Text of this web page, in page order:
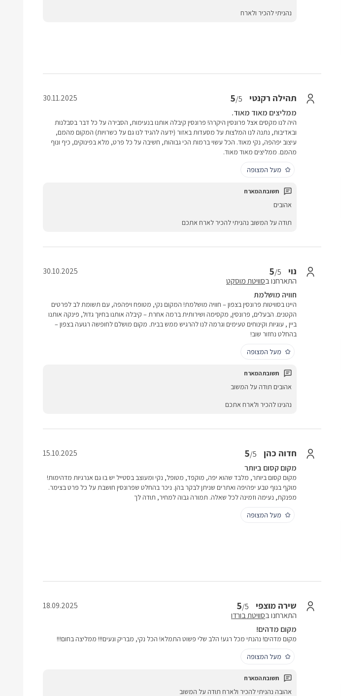
נהניתי להכיר ולארח
תהילה רקנטי 5/5
30.11.2025
ממליצים מאוד מאוד.
היה לנו מקסים אצל פרונסין היקרה! פרונסין קיבלה אותנו בנעימות, הסבירה על כל דבר בסבלנות
ובאדיבות, נתנה לנו המלצות על מסעדות באזור (ידעה להגיד לנו גם על כשרויות) המקום מהמם,
עיצוב יפהפה, נקי מאוד. הכל עשוי ברמות הכי גבוהות, חשיבה על כל פרט, מלא בפינוקים, כיף ונוף
מהמם. ממליצים מאוד מאוד.
מעל המצופה
אהובים
תודה על המשוב נהניתי להכיר לארח אתכם
נוי 5/5
התארחנו בסוויטת מוסקט
30.10.2025
חוויה מושלמת
היינו בסוויטות פרונסין בצפון – חוויה מושלמת! המקום נקי, מטופח ויפהפה, עם תשומת לב לפרטים
הקטנים. הבעלים, פרונסין, מקסימה ושירותית ברמה אחרת – קיבלה אותנו בחיוך גדול, פינקה אותנו
ביין , עוגיות וקינוחים טעימים וגרמה לנו להרגיש ממש בבית. מקום מושלם לחופשה רגועה בצפון –
בהחלט נחזור שוב!
מעל המצופה
אהובים תודה על המשוב
נהנינו להכיר ולארח אתכם
חדוה כהן 5/5
15.10.2025
מקום קסום ביותר
מקום קסום ביותר, מלבד שהוא יפה, מוקפד, מטופל, נקי ומעוצב בסטייל יש בו גם אנרגיות מדהימות!
מוקף בנוף טבע יפהיפה ואתרים שניתן לבקר בהן. ניכר בהחלט שפרונסין חושבת על כל פרט בצימר.
מפנקת, נעימה וזמינה לכל שאלה. תמורה גבוה למחיר, תודה לך
מעל המצופה
שירה מוצפי 5/5
התארחנו בסוויטת בורדו
18.09.2025
מקום מדהים!
מקום מדהים! נהנתי מכל רגע! הלב שלי פשוט התמלא! הכל נקי, מבריק ונעים!!! ממליצה בחום!!!
מעל המצופה
אהובה נהניתי להכיר ולארח תודה על המשוב